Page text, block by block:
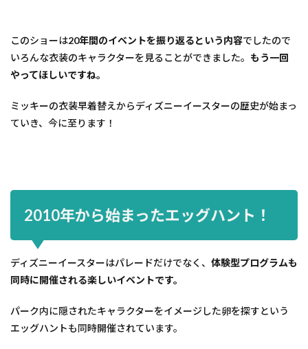
このショーは20年間のイベントを振り返るという内容でしたので
いろんな衣装のキャラクターを見ることができました。 もう一回
やってほしいですね。
ミッキーの衣装早着替えからディズニーイースターの歴史が始まっ
ていき、今に至ります！
2010年から始まったエッグハント！
ディズニーイースターはパレードだけでなく、 体験型プログラムも
同時に開催される楽しいイベントです。
パーク内に隠されたキャラクターをイメージした卵を探すという
エッグハントも同時開催されています。